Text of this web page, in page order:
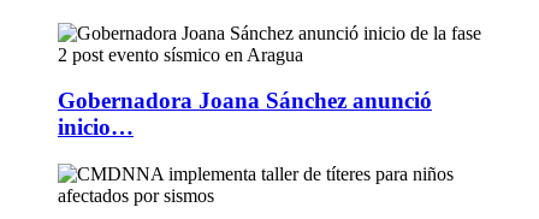
Gobernadora Joana Sánchez anunció
inicio…